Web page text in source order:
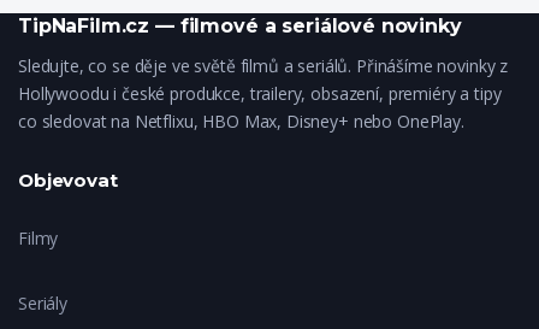
TipNaFilm.cz — filmové a seriálové novinky
Sledujte, co se děje ve světě filmů a seriálů. Přinášíme novinky z
Hollywoodu i české produkce, trailery, obsazení, premiéry a tipy
co sledovat na Netflixu, HBO Max, Disney+ nebo OnePlay.
Objevovat
Filmy
Seriály